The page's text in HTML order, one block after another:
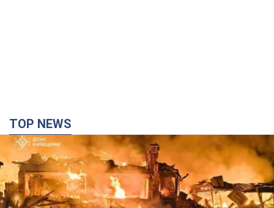
Росія вдарила по Київщині дронами: загинули
троє людей, серед них – дитина. Фото
Також є постраждалі через атаку ворога